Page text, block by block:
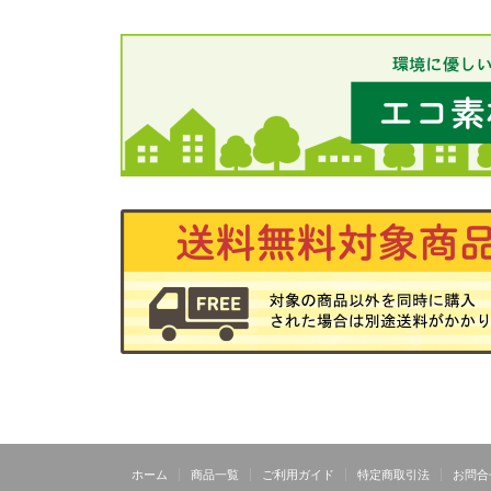
ホーム 商品一覧 ご利用ガイド 特定商取引法 お問合